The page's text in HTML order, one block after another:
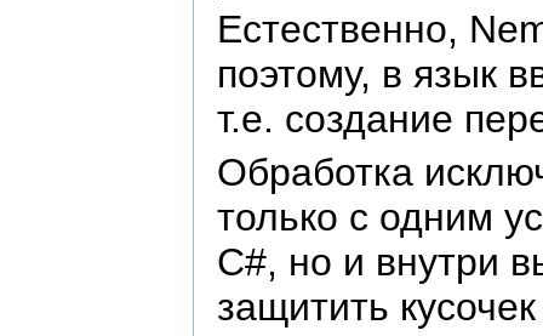
Естественно,
поэтому, в язык
т.е. создание
Обработка
только c одним
С#, но и внутри
защитить